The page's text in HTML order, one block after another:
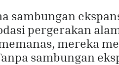
sambungan
pergerakan
mereka
sambungan